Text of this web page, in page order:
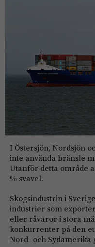
I Östersjön, Nordsjön
inte använda bränsle
Utanför detta område
% svavel.
Skogsindustrin i
industrier som
eller råvaror i stora
konkurrenter på den
Nord- och Sydamerika